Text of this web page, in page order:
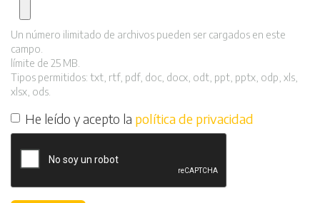
Un número ilimitado de archivos pueden ser cargados en este
campo.
límite de 25 MB.
Tipos permitidos: txt, rtf, pdf, doc, docx, odt, ppt, pptx, odp, xls,
xlsx, ods.
He leído y acepto la política de privacidad